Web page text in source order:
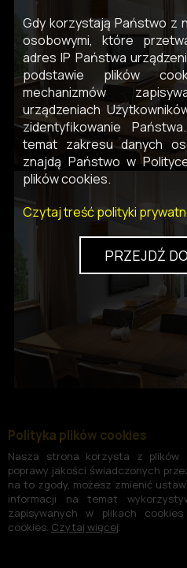
Gdy korzystają Państwo z
osobowymi, które
adres IP Państwa
podstawie plików
mechanizmów
urządzeniach
zidentyfikowanie
temat zakresu danych
znajdą Państwo w
plików cookies.
Czytaj treść polityki
PRZEJDŹ
Polityka plików cookies
Nasza strona korzysta z plików
poprawy jakości świadczonych
na to zgody, możesz zmienić
informacji na temat
zapisywanych w plikach
cookies. Czytaj więcej.